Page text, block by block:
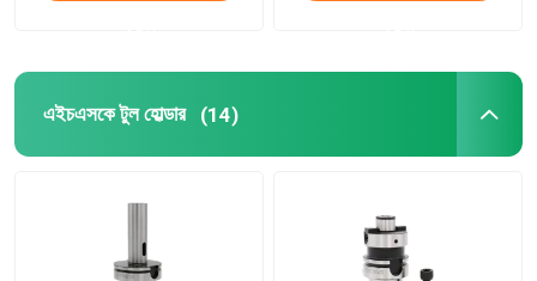
এইচএসকে টুল হোল্ডার (14)